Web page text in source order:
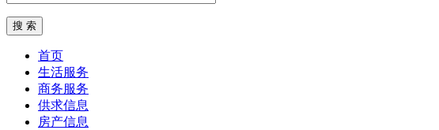
首页
生活服务
商务服务
供求信息
房产信息